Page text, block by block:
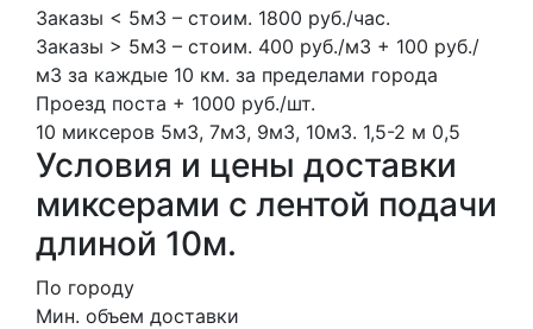
Заказы < 5м3 – стоим. 1800 руб./час.
Заказы > 5м3 – стоим. 400 руб./м3 + 100 руб./
м3 за каждые 10 км. за пределами города
Проезд поста + 1000 руб./шт.
10 миксеров 5м3, 7м3, 9м3, 10м3. 1,5-2 м 0,5
Условия и цены доставки
миксерами с лентой подачи
длиной 10м.
По городу
Мин. объем доставки